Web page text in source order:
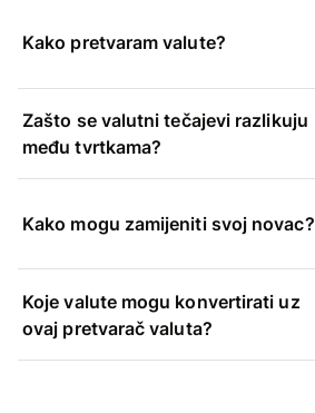
Kako pretvaram valute?
Zašto se valutni tečajevi razlikuju
među tvrtkama?
Kako mogu zamijeniti svoj novac?
Koje valute mogu konvertirati uz
ovaj pretvarač valuta?